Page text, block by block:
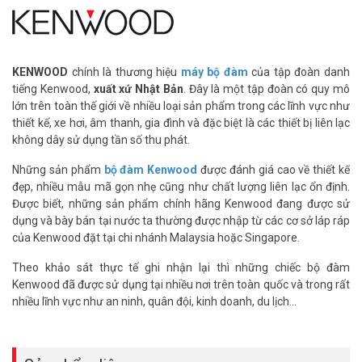
– Băng tần sử dụng: UHF
– Dải tần số hoạt động: 400 – 430 MHz
– Công suất phát cao: 4W
– Độ nhạy thu (12 dB SINAD): 0.25 μV
– Số kênh nhớ: 16 kênh
– Kích thước nhỏ gọn (CxRxD): 113x54x24,9 mm
– Trọng lượng chỉ nặng: 203 g
/ D / E / F / G
– Chống bụi và nước: IP54
– Chất lượng âm thanh to và rõ ràng của Kenwood luôn là thế
mạnh hơn so với các hãng bộ đàm khác.
–Thiết bị đồng bộ nhập khẩu từ Singapore
Bộ đàm liên lạc Kenwood TK-U100 UHFđược làm bằng nhựa cao
cấp có khả năng kháng vỡ, chống thấm nước, phù hợp để sử dưới
mọi thời tiết.
– Thân máy (Kenwood/Malaysia),
KENWOOD chính là thương hiệu máy bộ đàm của tập đoàn danh
tiếng Kenwood, xuất xứ Nhật Bản . Đây là một tập đoàn có quy mô
lớn trên toàn thế giới về nhiều loại sản phẩm trong các lĩnh vực như
thiết kế, xe hơi, âm thanh, gia đình và đặc biệt là các thiết bị liên lạc
không dây sử dụng tần số thu phát.
Những sản phẩm bộ đàm Kenwood được đánh giá cao về thiết kế
đẹp, nhiều mẫu mã gọn nhẹ cũng như chất lượng liên lạc ổn định.
Được biết, những sản phẩm chính hãng Kenwood đang được sử
dụng và bày bán tại nước ta thường được nhập từ các cơ sở láp ráp
của Kenwood đặt tại chi nhánh Malaysia hoặc Singapore.
Theo khảo sát thực tế ghi nhận lại thì những chiếc bộ đàm
Kenwood đã được sử dụng tại nhiều nơi trên toàn quốc và trong rất
nhiều lĩnh vực như an ninh, quân đội, kinh doanh, du lịch…